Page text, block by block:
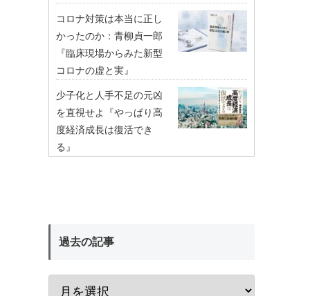
コロナ対策は本当に正し
かったのか：青柳貞一郎
『臨床現場からみた新型
コロナの虚と実』
少子化と人手不足の元凶
を直視せよ『やっぱり高
度経済成長は復活でき
る』
過去の記事